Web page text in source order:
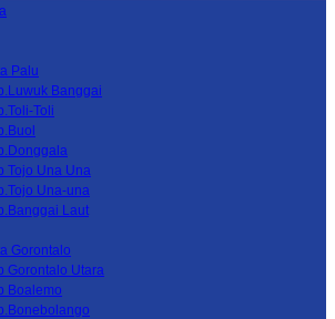
Palu
Banggai
Toli
Tojo Una Una
Una-una
Laut
Gorontalo
Gorontalo Utara
Boalemo